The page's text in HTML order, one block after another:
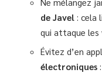
de Javel : cela
qui attaque les
Évitez d’en
électroniques